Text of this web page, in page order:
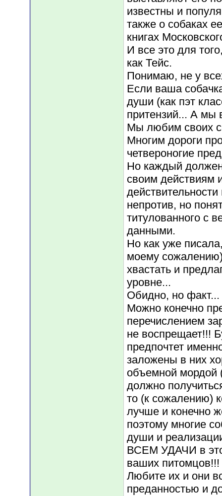
известны и
также о собаках
книгах
И все это для
как Тейс.
Понимаю, не у
Если ваша
души (как пэт
притензий... А мы
Мы любим своих
Многим дороги
четвероногие
Но каждый должен
своим действиям
непротив, но
титулованного с
данными.
Но как уже
моему
хвастать и
уровне...
Обидно, но факт...
Можно конечно
перечислением
не воспрещает!!!
предпочтет
заложены в них
объемной мордой
должно
то (к сожалению)
лучше и конечно
поэтому многие
души и
ВСЕМ УДАЧИ в
ваших питомцов!!!
Любите их и они
преданностью и